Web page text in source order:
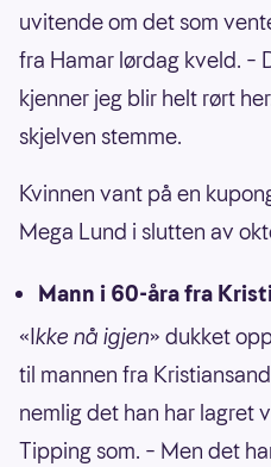
uvitende om det som
fra Hamar lørdag kveld. –
kjenner jeg blir helt rørt
skjelven stemme.
Kvinnen vant på en
Mega Lund i slutten av
Mann i 60-åra fra
«Ikke nå igjen» dukket
til mannen fra
nemlig det han har lagret
Tipping som. – Men det